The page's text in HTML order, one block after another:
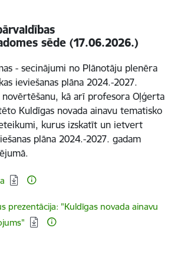
sēde (17.06.2026.)
- secinājumi no Plānotāju plenēra
ieviešanas plāna 2024.-2027.
novērtēšanu, kā arī profesora Oļģerta
Kuldīgas novada ainavu tematisko
kurus izskatīt un ietvert
plāna 2024.-2027. gadam
prezentācija: ​"Kuldīgas novada ainavu